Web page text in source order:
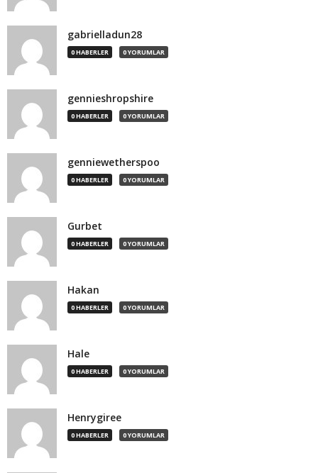
gabrielladun28
0 HABERLER 0 YORUMLAR
gennieshropshire
0 HABERLER 0 YORUMLAR
genniewetherspoo
0 HABERLER 0 YORUMLAR
Gurbet
0 HABERLER 0 YORUMLAR
Hakan
0 HABERLER 0 YORUMLAR
Hale
0 HABERLER 0 YORUMLAR
Henrygiree
0 HABERLER 0 YORUMLAR